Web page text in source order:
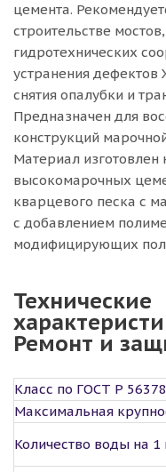
цемента.
строительстве
гидротехнических
устранения
снятия опалубки и
Предназначен для
конструкций
Материал
высокомарочных
кварцевого песка с
с добавлением
модифицирующих
Технические
Ремонт и
Класс по ГОСТ Р
Максимальная
Количество воды на 1